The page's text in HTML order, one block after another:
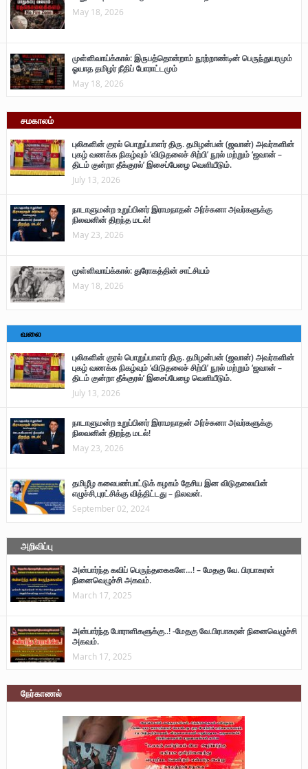
May 18, 2026
முள்ளிவாய்க்கால்: இருபத்தொன்றாம் நூற்றாண்டின் பெருந்துயரமும்
ஓயாத தமிழர் நீதிப் போராட்டமும்
May 18, 2026
சமகாலம்
புலிகளின் குரல் பொறுப்பாளர் திரு. தமிழன்பன் (ஜவான்) அவர்களின்
புகழ் வணக்க நிகழ்வும் ‘விடுதலைச் சிற்பி’ நூல் மற்றும் ‘ஜவான் –
திடம் குன்றா தீக்குரல்’ இசைப்பேழை வெளியீடும்.
July 13, 2026
நாடாளுமன்ற உறுப்பினர் இராமநாதன் அர்ச்சுனா அவர்களுக்கு
நிலவனின் திறந்த மடல்!
May 23, 2026
முள்ளிவாய்க்கால்: துரோகத்தின் சாட்சியம்
May 18, 2026
வலை
புலிகளின் குரல் பொறுப்பாளர் திரு. தமிழன்பன் (ஜவான்) அவர்களின்
புகழ் வணக்க நிகழ்வும் ‘விடுதலைச் சிற்பி’ நூல் மற்றும் ‘ஜவான் –
திடம் குன்றா தீக்குரல்’ இசைப்பேழை வெளியீடும்.
July 13, 2026
நாடாளுமன்ற உறுப்பினர் இராமநாதன் அர்ச்சுனா அவர்களுக்கு
நிலவனின் திறந்த மடல்!
May 23, 2026
தமிழீழ கலைபண்பாட்டுக் கழகம் தேசிய இன விடுதலையின்
எழுச்சி,புரட்சிக்கு வித்திட்டது – நிலவன்.
September 02, 2024
அறிவிப்பு
அன்பார்ந்த கவிப் பெருந்தகைகளே…! – மேதகு வே. பிரபாகரன்
நினைவெழுச்சி அகவம்.
March 17, 2025
அன்பார்ந்த போராளிகளுக்கு..! -மேதகு வே.பிரபாகரன் நினைவெழுச்சி
அகவம்.
March 17, 2025
நேர்காணல்